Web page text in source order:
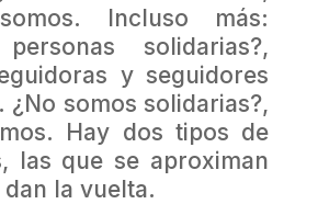
Incluso más:
solidarias?,
y seguidores
¿No somos solidarias?,
Hay dos tipos de
las que se aproximan
la vuelta.